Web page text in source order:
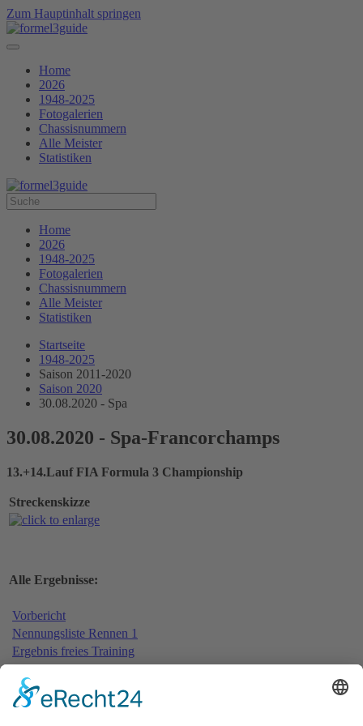
Zum Hauptinhalt springen
Home
2026
1948-2025
Fotogalerien
Chassisnummern
Alle Meister
Statistiken
Home
2026
1948-2025
Fotogalerien
Chassisnummern
Alle Meister
Statistiken
Startseite
1948-2025
Saison 2011-2020
Saison 2020
30.08.2020 - Spa
30.08.2020 - Spa-Francorchamps
13.+14.Lauf FIA Formula 3 Championship
Streckenskizze
Alle Ergebnisse:
Vorbericht
Nennungsliste Rennen 1
Ergebnis freies Training
Bericht freies Training
Ergebnis Zeittraining
Bericht Zeittraining